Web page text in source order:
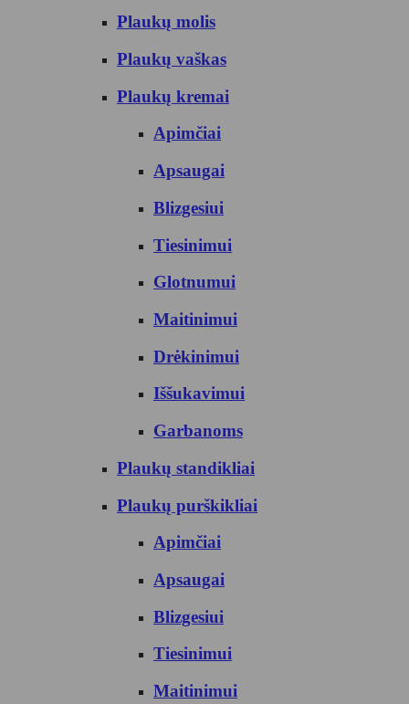
Plaukų molis
Plaukų vaškas
Plaukų kremai
Apimčiai
Apsaugai
Blizgesiui
Tiesinimui
Glotnumui
Maitinimui
Drėkinimui
Iššukavimui
Garbanoms
Plaukų standikliai
Plaukų purškikliai
Apimčiai
Apsaugai
Blizgesiui
Tiesinimui
Maitinimui